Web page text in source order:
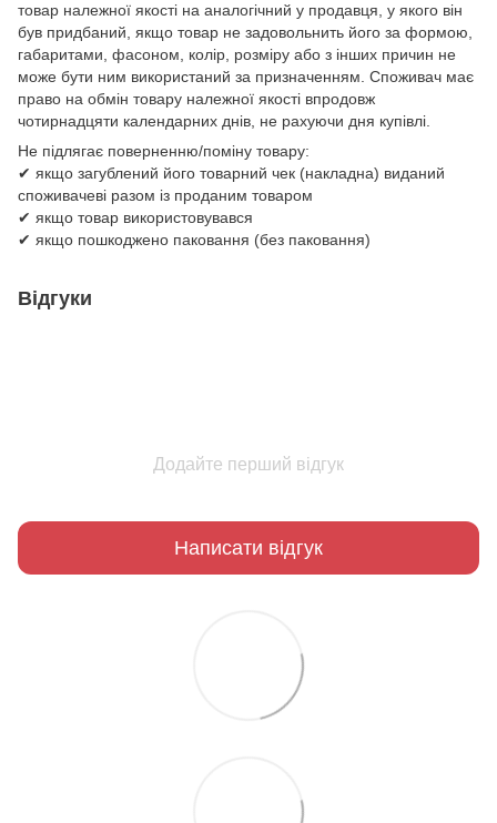
товар належної якості на аналогічний у продавця, у якого він
був придбаний, якщо товар не задовольнить його за формою,
габаритами, фасоном, колір, розміру або з інших причин не
може бути ним використаний за призначенням. Споживач має
право на обмін товару належної якості впродовж
чотирнадцяти календарних днів, не рахуючи дня купівлі.
Не підлягає поверненню/поміну товару:
✔ якщо загублений його товарний чек (накладна) виданий
споживачеві разом із проданим товаром
✔ якщо товар використовувався
✔ якщо пошкоджено паковання (без паковання)
Відгуки
Додайте перший відгук
Написати відгук